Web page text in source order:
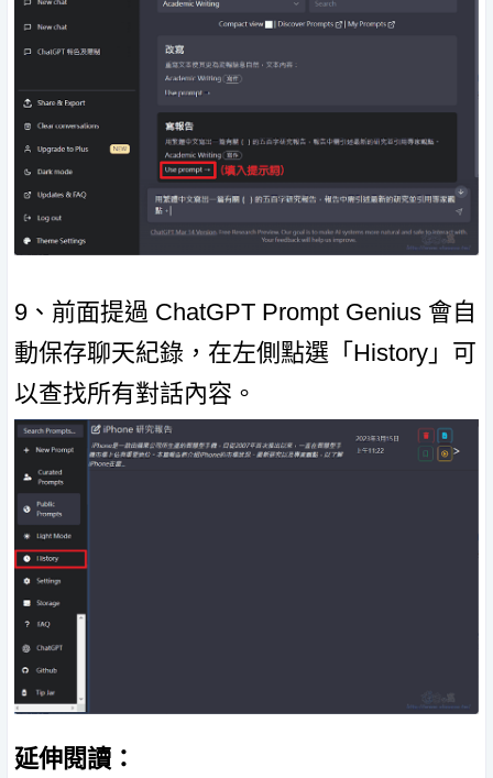
9、前面提過 ChatGPT Prompt Genius 會自
動保存聊天紀錄，在左側點選「History」可
以查找所有對話內容。
延伸閱讀：